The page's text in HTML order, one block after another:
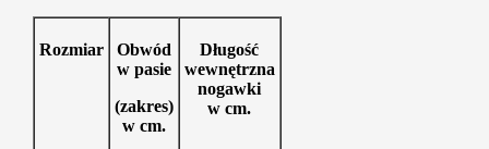
Rozmiar
Obwód
w pasie
(zakres)
w cm.
Długość
wewnętrzna
nogawki
w cm.